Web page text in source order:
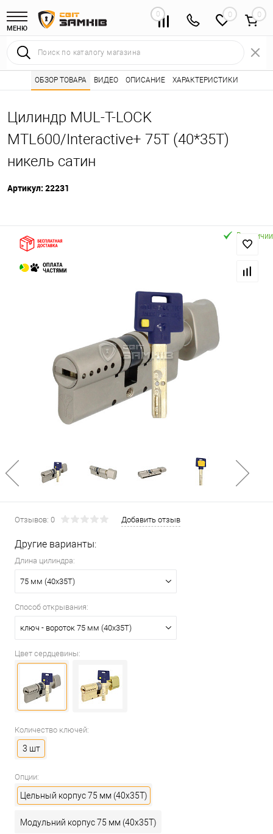
МЕНЮ
0 0
Интернет магазин замков Каталог товаров ⭐ • Сердцевины
Цилиндр MUL-T-LOCK
MTL600/Interactive+ 75T (40*35T)
никель сатин
Артикул: 22231
ОБЗОР ТОВАРА ВИДЕО ОПИСАНИЕ ХАРАКТЕРИСТИКИ
Отзывов: 0 Добавить отзыв
Другие варианты:
Длина цилиндра:
75 мм (40x35T)
Способ открывания:
ключ - вороток 75 мм (40x35T)
Цвет сердцевины:
Количество ключей:
3 шт
Опции:
Цельный корпус 75 мм (40x35T)
Модульний корпус 75 мм (40x35T)
В наличии